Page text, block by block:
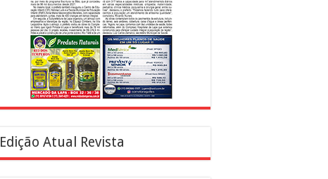
Edição Atual Revista